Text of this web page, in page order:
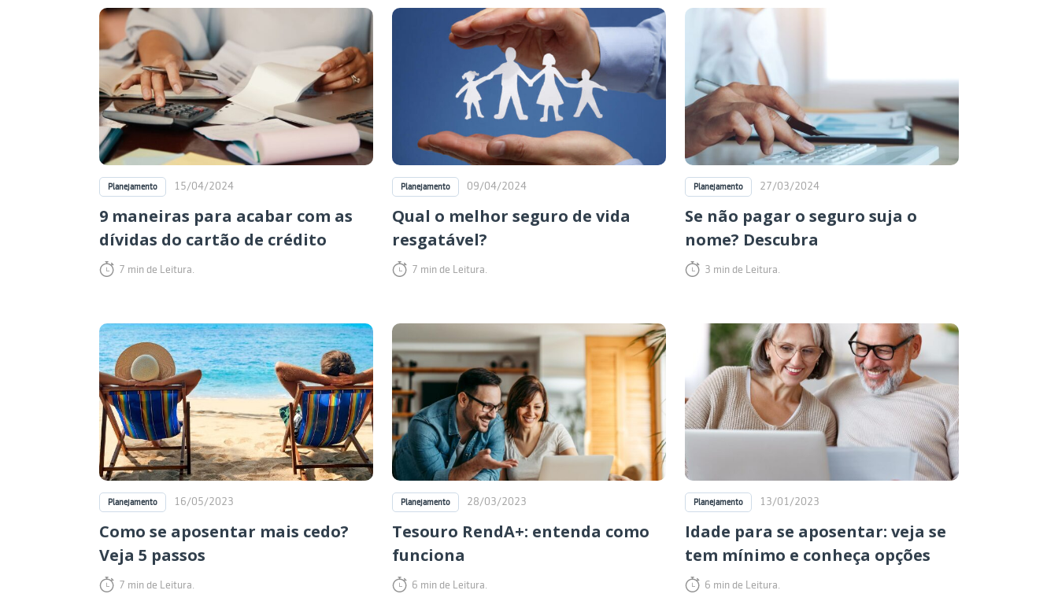
Planejamento 15/04/2024
9 maneiras para acabar com as
dívidas do cartão de crédito
7 min de Leitura.
Planejamento 09/04/2024
Qual o melhor seguro de vida
resgatável?
7 min de Leitura.
Planejamento 27/03/2024
Se não pagar o seguro suja o
nome? Descubra
3 min de Leitura.
Planejamento 16/05/2023
Como se aposentar mais cedo?
Veja 5 passos
7 min de Leitura.
Planejamento 28/03/2023
Tesouro RendA+: entenda como
funciona
6 min de Leitura.
Planejamento 13/01/2023
Idade para se aposentar: veja se
tem mínimo e conheça opções
6 min de Leitura.